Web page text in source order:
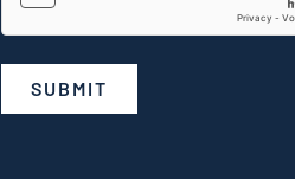
SUBMIT